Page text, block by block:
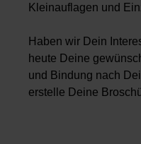
Kleinauflagen und
Haben wir Dein
heute Deine
und Bindung nach
erstelle Deine